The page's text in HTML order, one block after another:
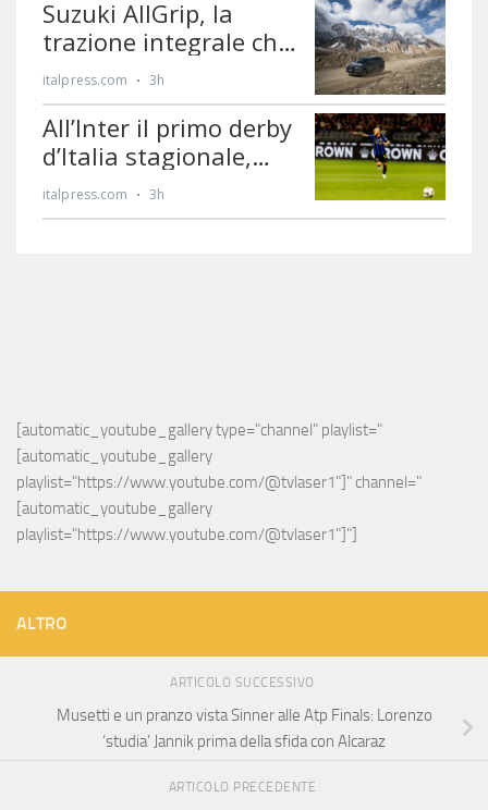
[automatic_youtube_gallery type="channel" playlist="
[automatic_youtube_gallery
playlist="https://www.youtube.com/@tvlaser1"]" channel="
[automatic_youtube_gallery
playlist="https://www.youtube.com/@tvlaser1"]"]
ALTRO
ARTICOLO SUCCESSIVO
Musetti e un pranzo vista Sinner alle Atp Finals: Lorenzo
‘studia’ Jannik prima della sfida con Alcaraz
ARTICOLO PRECEDENTE